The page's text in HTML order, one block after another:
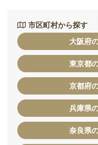
市区町村から探す
大阪府
東京都
京都府
兵庫県
奈良県